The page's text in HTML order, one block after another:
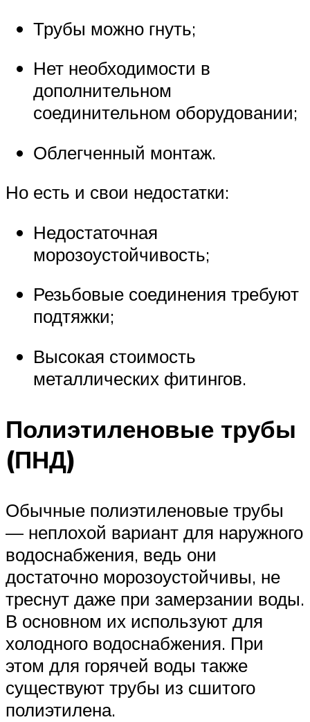
Трубы можно гнуть;
Нет необходимости в
дополнительном
соединительном оборудовании;
Облегченный монтаж.
Но есть и свои недостатки:
Недостаточная
морозоустойчивость;
Резьбовые соединения требуют
подтяжки;
Высокая стоимость
металлических фитингов.
Полиэтиленовые трубы
(ПНД)
Обычные полиэтиленовые трубы
— неплохой вариант для наружного
водоснабжения, ведь они
достаточно морозоустойчивы, не
треснут даже при замерзании воды.
В основном их используют для
холодного водоснабжения. При
этом для горячей воды также
существуют трубы из сшитого
полиэтилена.